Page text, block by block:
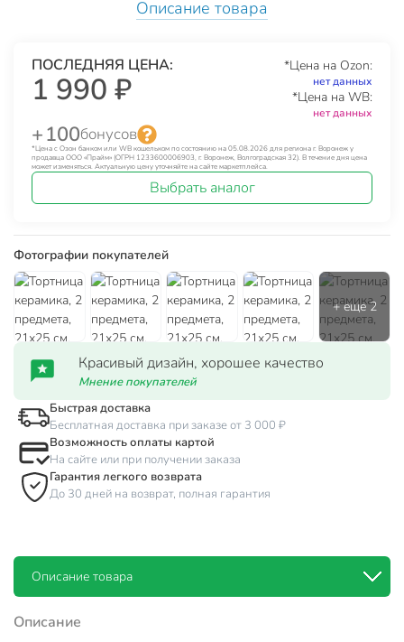
Описание товара
ПОСЛЕДНЯЯ ЦЕНА:
1 990 ₽
*Цена на Ozon:
нет данных
*Цена на WB:
нет данных
+ 100бонусов
*Цена с Озон банком или WB кошельком по состоянию на 05.08.2026 для региона г. Воронеж у
продавца ООО «Прайм» (ОГРН 1233600006903, г. Воронеж, Волгоградская 32). В течение дня цена
может изменяться. Актуальную цену уточняйте на сайте маркетплейса.
Выбрать аналог
Фотографии покупателей
Красивый дизайн, хорошее качество
Мнение покупателей
Быстрая доставка
Бесплатная доставка при заказе от 3 000 ₽
Возможность оплаты картой
На сайте или при получении заказа
Гарантия легкого возврата
До 30 дней на возврат, полная гарантия
Описание товара
Описание